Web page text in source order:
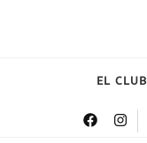
EL CLUB